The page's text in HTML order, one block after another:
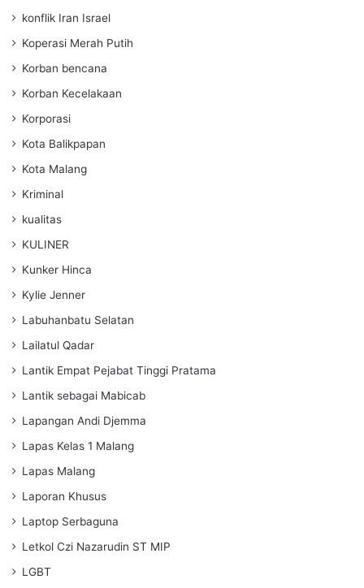
konflik Iran Israel
Koperasi Merah Putih
Korban bencana
Korban Kecelakaan
Korporasi
Kota Balikpapan
Kota Malang
Kriminal
kualitas
KULINER
Kunker Hinca
Kylie Jenner
Labuhanbatu Selatan
Lailatul Qadar
Lantik Empat Pejabat Tinggi Pratama
Lantik sebagai Mabicab
Lapangan Andi Djemma
Lapas Kelas 1 Malang
Lapas Malang
Laporan Khusus
Laptop Serbaguna
Letkol Czi Nazarudin ST MIP
LGBT